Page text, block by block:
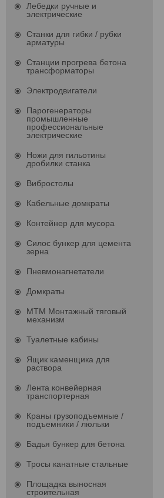
Лебедки ручные и
электрические
Станки для гибки / рубки
арматуры
Станции прогрева бетона
трансформаторы
Электродвигатели
Парогенераторы
промышленные
профессиональные
электрические
Ножи для гильотины
дробилки станка
Вибростолы
Кабельные домкраты
Контейнер для мусора
Силос бункер для цемента
зерна
Пневмонагнетатели
Домкраты
МТМ Монтажный тяговый
механизм
Туалетные кабины
Ящик каменщика для
раствора
Лента конвейерная
транспортерная
Краны грузоподъемные /
подъемники / люльки
Бадья бункер для бетона
Тросы канатные стальные
Площадка выносная
строительная